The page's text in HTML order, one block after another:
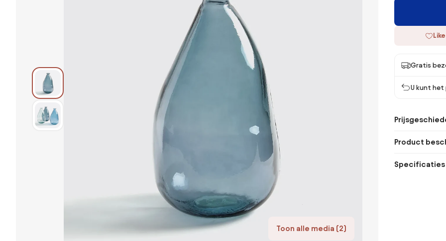
Toon alle media (2)
Like
Gratis
U kunt het
Product
Specificaties